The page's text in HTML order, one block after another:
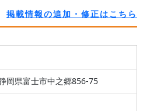
掲載情報の追加・修正はこちら
岡県富士市中之郷856-75